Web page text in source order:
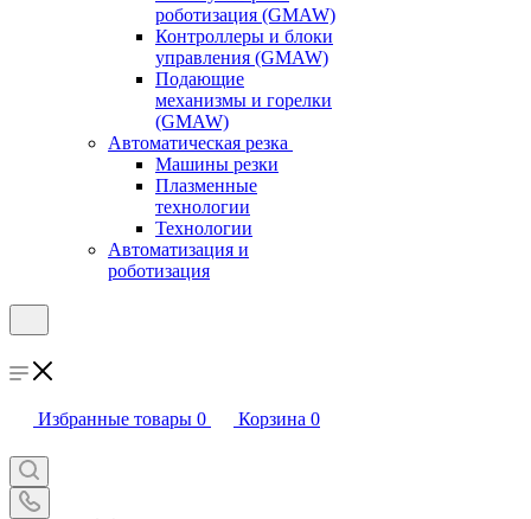
роботизация (GMAW)
Контроллеры и блоки
управления (GMAW)
Подающие
механизмы и горелки
(GMAW)
Автоматическая резка
Машины резки
Плазменные
технологии
Технологии
Автоматизация и
роботизация
Избранные товары 0 Корзина 0